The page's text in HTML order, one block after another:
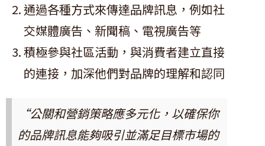
通過各種方式來傳達品牌訊息，例如社
交媒體廣告、新聞稿、電視廣告等
積極參與社區活動，與消費者建立直接
的連接，加深他們對品牌的理解和認同
“公關和營銷策略應多元化，以確保你
的品牌訊息能夠吸引並滿足目標市場的